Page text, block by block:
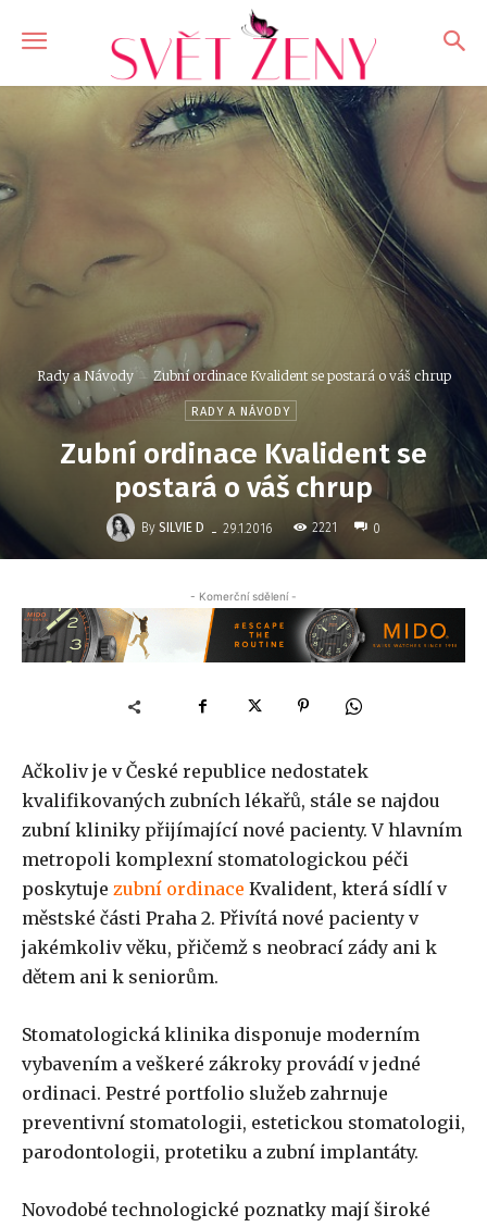
Rady a Návody Zubní ordinace Kvalident se postará o váš chrup
RADY A NÁVODY
Zubní ordinace Kvalident se
postará o váš chrup
By SILVIE D - 29.1.2016 2221 0
- Komerční sdělení -
Ačkoliv je v České republice nedostatek
kvalifikovaných zubních lékařů, stále se najdou
zubní kliniky přijímající nové pacienty. V hlavním
metropoli komplexní stomatologickou péči
poskytuje zubní ordinace Kvalident, která sídlí v
městské části Praha 2. Přivítá nové pacienty v
jakémkoliv věku, přičemž s neobrací zády ani k
dětem ani k seniorům.
Stomatologická klinika disponuje moderním
vybavením a veškeré zákroky provádí v jedné
ordinaci. Pestré portfolio služeb zahrnuje
preventivní stomatologii, estetickou stomatologii,
parodontologii, protetiku a zubní implantáty.
Novodobé technologické poznatky mají široké